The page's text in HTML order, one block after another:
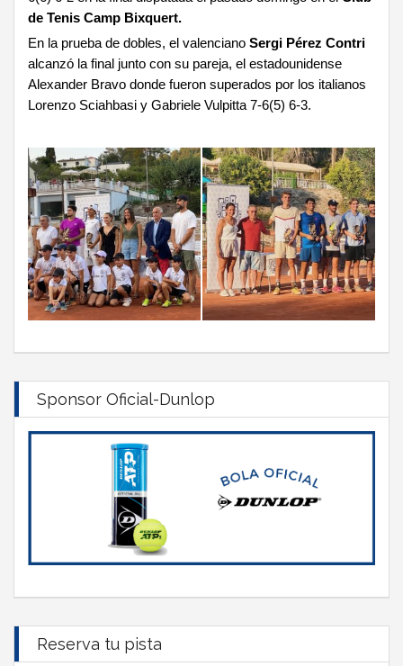
de Tenis Camp Bixquert.
En la prueba de dobles, el valenciano Sergi Pérez Contri
alcanzó la final junto con su pareja, el estadounidense
Alexander Bravo donde fueron superados por los italianos
Lorenzo Sciahbasi y Gabriele Vulpitta 7-6(5) 6-3.
Sponsor Oficial-Dunlop
Reserva tu pista